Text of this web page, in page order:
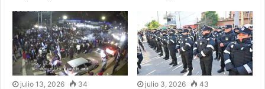
julio 13, 2026 34 julio 3, 2026 43